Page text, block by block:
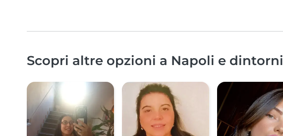
Scopri altre opzioni a Napoli e dintorni